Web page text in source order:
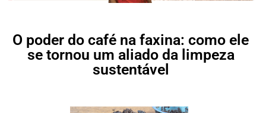
O poder do café na faxina: como ele
se tornou um aliado da limpeza
sustentável